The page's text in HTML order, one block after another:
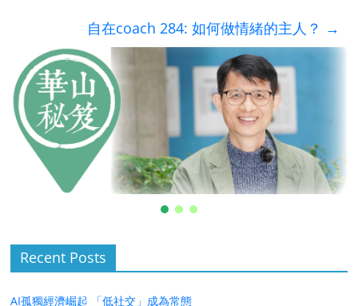
自在coach 284: 如何做情緒的主人？ →
Recent Posts
AI孤獨經濟崛起 「低社交」成為常態